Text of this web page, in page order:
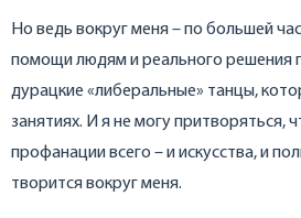
Но ведь вокруг меня – по большей
помощи людям и реального решения
дурацкие «либеральные» танцы,
занятиях. И я не могу притворяться,
профанации всего – и искусства, и
творится вокруг меня.